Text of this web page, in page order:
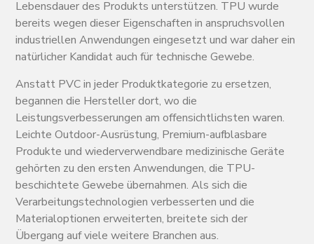
Lebensdauer des Produkts unterstützen. TPU wurde
bereits wegen dieser Eigenschaften in anspruchsvollen
industriellen Anwendungen eingesetzt und war daher ein
natürlicher Kandidat auch für technische Gewebe.
Anstatt PVC in jeder Produktkategorie zu ersetzen,
begannen die Hersteller dort, wo die
Leistungsverbesserungen am offensichtlichsten waren.
Leichte Outdoor-Ausrüstung, Premium-aufblasbare
Produkte und wiederverwendbare medizinische Geräte
gehörten zu den ersten Anwendungen, die TPU-
beschichtete Gewebe übernahmen. Als sich die
Verarbeitungstechnologien verbesserten und die
Materialoptionen erweiterten, breitete sich der
Übergang auf viele weitere Branchen aus.